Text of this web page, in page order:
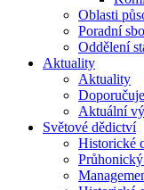
Oblasti
Poradní
Oddělení
Aktuality
Aktuality
Aktuální
Světové dědictví
Historické